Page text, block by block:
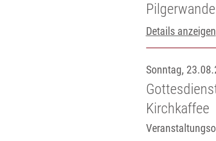
Details anzeigen
Sonntag,
Kirchkaffee